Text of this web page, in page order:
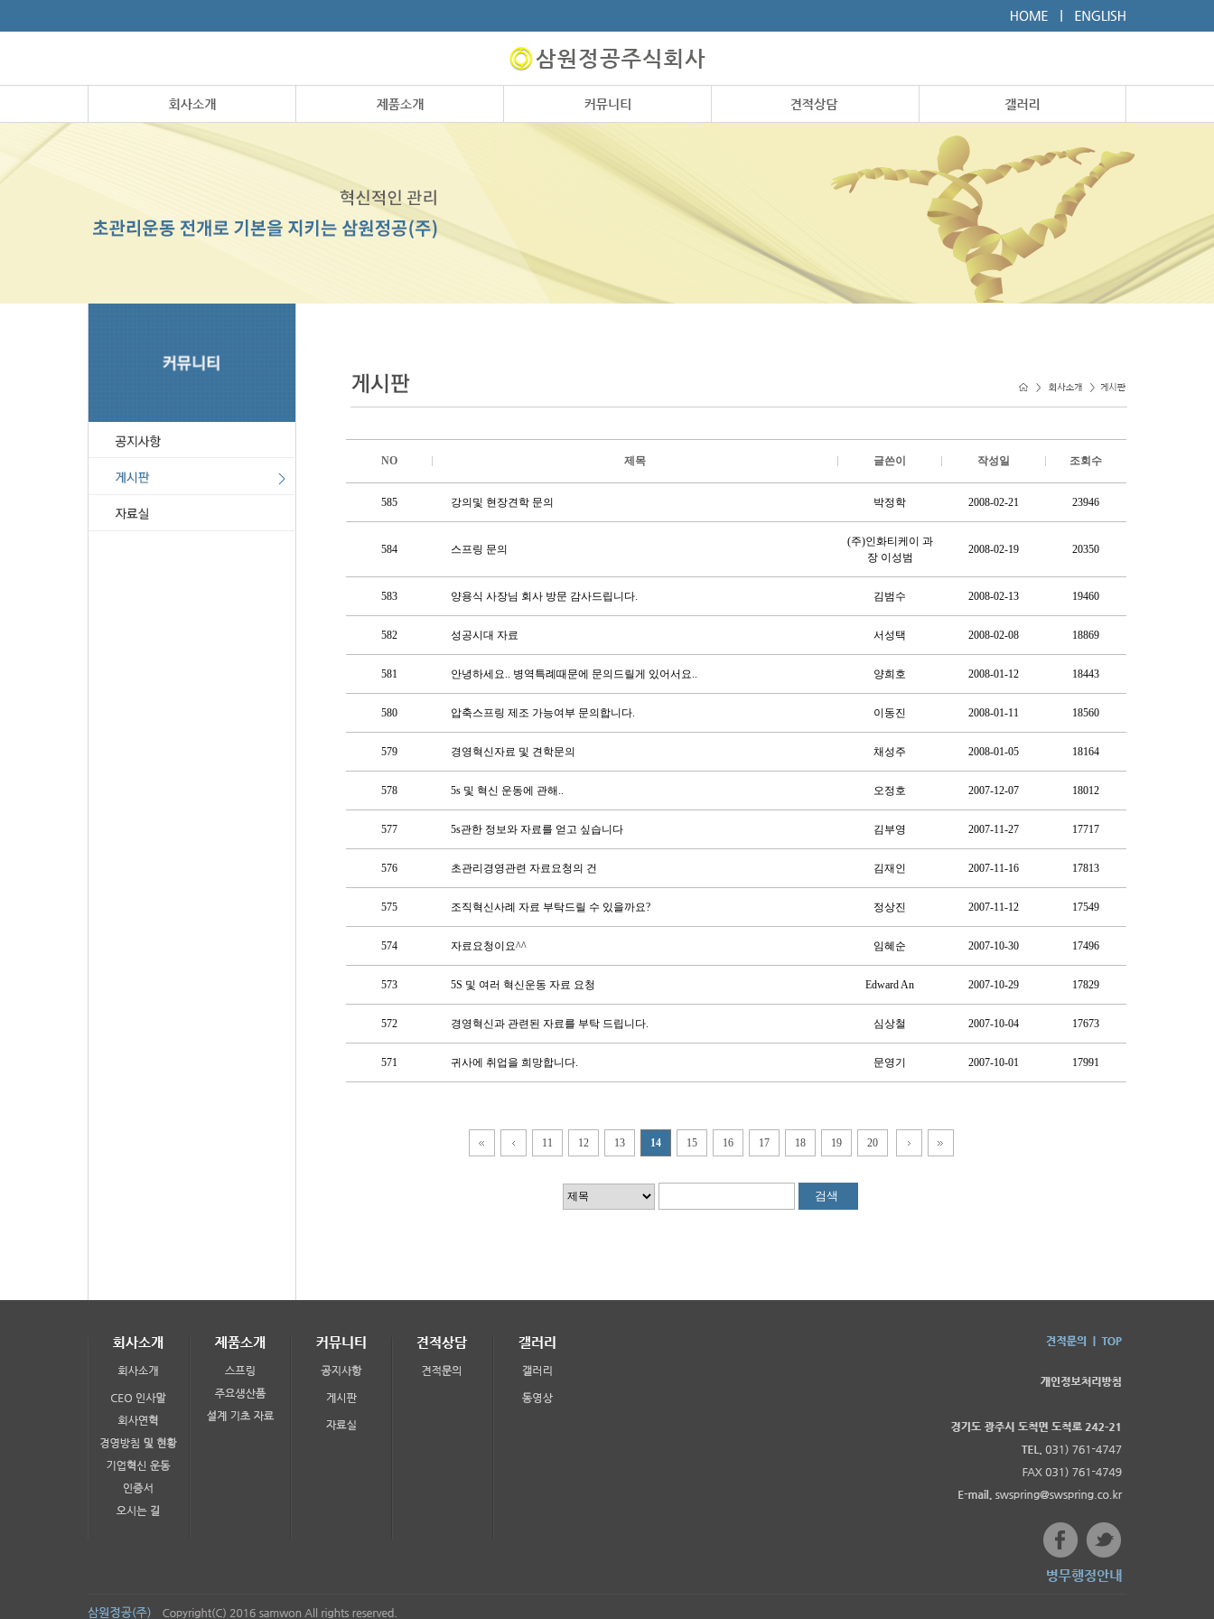
NO 제목 글쓴이 작성일 조회수
585 강의및 현장견학 문의 박정학 2008-02-21 23946
584 스프링 문의
(주)인화티케이 과
장 이성범
2008-02-19 20350
583 양용식 사장님 회사 방문 감사드립니다. 김범수 2008-02-13 19460
582 성공시대 자료 서성택 2008-02-08 18869
581 안녕하세요.. 병역특례때문에 문의드릴게 있어서요.. 양희호 2008-01-12 18443
580 압축스프링 제조 가능여부 문의합니다. 이동진 2008-01-11 18560
579 경영혁신자료 및 견학문의 채성주 2008-01-05 18164
578 5s 및 혁신 운동에 관해.. 오정호 2007-12-07 18012
577 5s관한 정보와 자료를 얻고 싶습니다 김부영 2007-11-27 17717
576 초관리경영관련 자료요청의 건 김재인 2007-11-16 17813
575 조직혁신사례 자료 부탁드릴 수 있을까요? 정상진 2007-11-12 17549
574 자료요청이요^^ 임혜순 2007-10-30 17496
573 5S 및 여러 혁신운동 자료 요청 Edward An 2007-10-29 17829
572 경영혁신과 관련된 자료를 부탁 드립니다. 심상철 2007-10-04 17673
571 귀사에 취업을 희망합니다. 문영기 2007-10-01 17991
11 12 13 14 15 16 17 18 19 20